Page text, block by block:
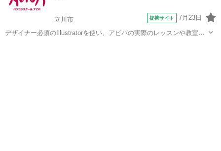
立川市 提携サイト 7月23日
デザイナー必須のIllustratorを使い、アビバの実際のレッスンや教室の